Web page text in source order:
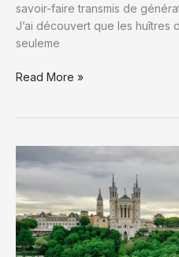
savoir-faire transmis de
J’ai découvert que les huîtres
seuleme
Découvrir
Normandie
:
Saveurs,
Traditions
et
Lieux
Incontournables
Read More »